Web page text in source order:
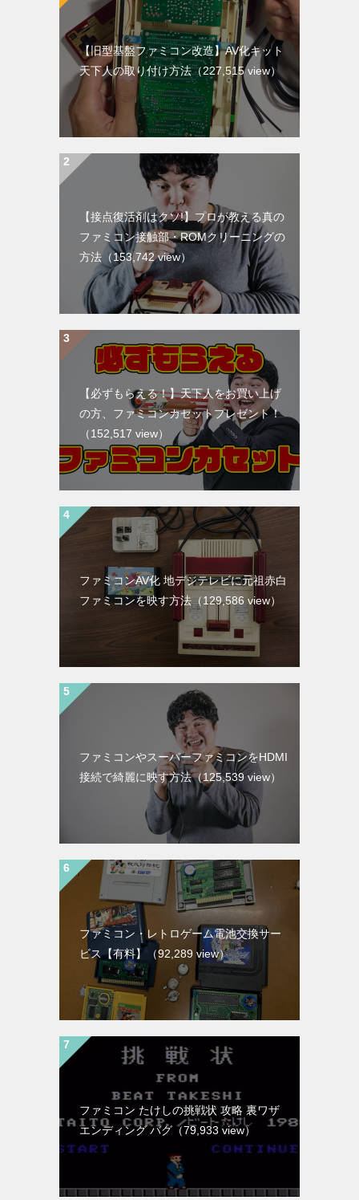
【旧型基盤ファミコン改造】AV化キット
天下人の取り付け方法（227,515 view）
【接点復活剤はクソ!】プロが教える真の
ファミコン接触部・ROMクリーニングの
方法（153,742 view）
【必ずもらえる！】天下人をお買い上げ
の方、ファミコンカセットプレゼント！
（152,517 view）
ファミコンAV化 地デジテレビに元祖赤白
ファミコンを映す方法 （129,586 view）
ファミコンやスーパーファミコンをHDMI
接続で綺麗に映す方法（125,539 view）
ファミコン・レトロゲーム電池交換サー
ビス【有料】
（92,289 view）
ファミコン たけしの挑戦状 攻略 裏ワザ
エンディング バグ （79,933 view）